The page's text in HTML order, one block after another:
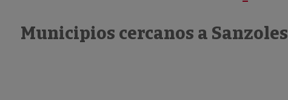
Municipios cercanos a Sanzoles